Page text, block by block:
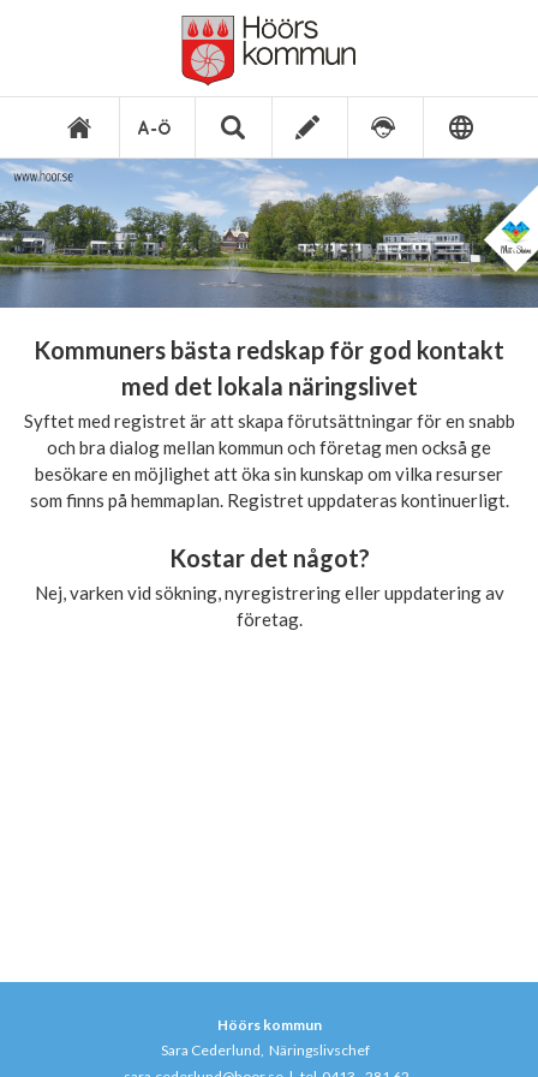
Kommuners bästa redskap för god kontakt
med det lokala näringslivet
Syftet med registret är att skapa förutsättningar för en snabb
och bra dialog mellan kommun och företag men också ge
besökare en möjlighet att öka sin kunskap om vilka resurser
som finns på hemmaplan. Registret uppdateras kontinuerligt.
Kostar det något?
Nej, varken vid sökning, nyregistrering eller uppdatering av
företag.
Höörs kommun
Sara Cederlund, Näringslivschef